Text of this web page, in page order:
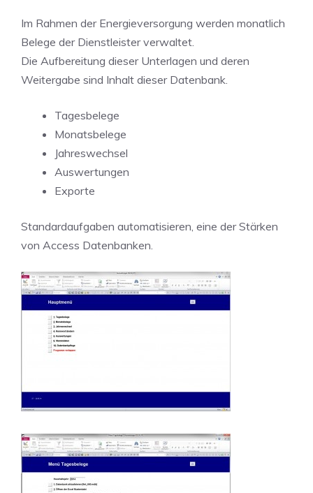
Im Rahmen der Energieversorgung werden monatlich
Belege der Dienstleister verwaltet.
Die Aufbereitung dieser Unterlagen und deren
Weitergabe sind Inhalt dieser Datenbank.
Tagesbelege
Monatsbelege
Jahreswechsel
Auswertungen
Exporte
Standardaufgaben automatisieren, eine der Stärken
von Access Datenbanken.